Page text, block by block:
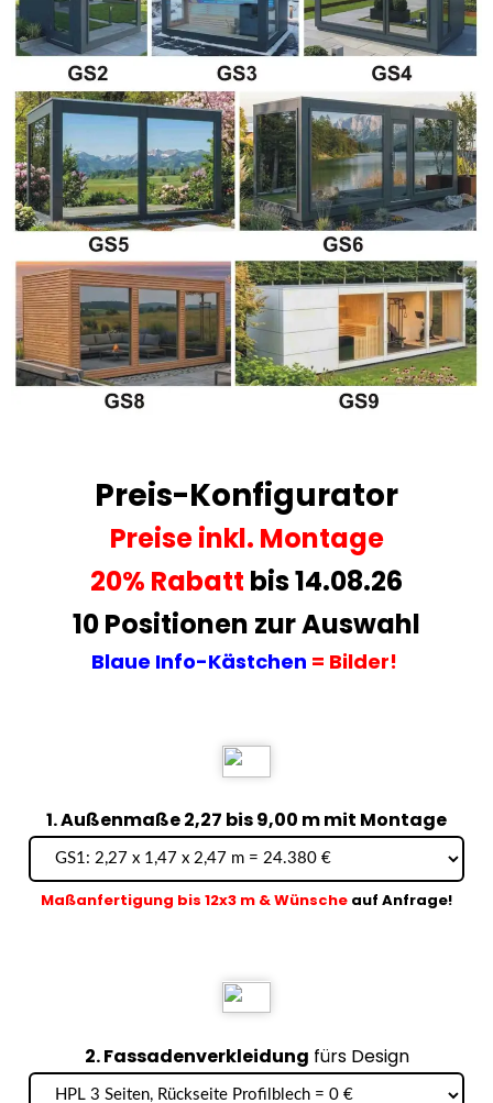
Preis-Konfigurator
Preiseinkl. Montage
20% Rabatt bis 14.08.26
10 Positionen zur Auswahl
Blaue Info-Kästchen = Bilder!
1. Außenmaße 2,27 bis 9,00 m mit Montage
Maßanfertigung bis 12x3 m & Wünsche auf Anfrage!
2. Fassadenverkleidung fürs Design